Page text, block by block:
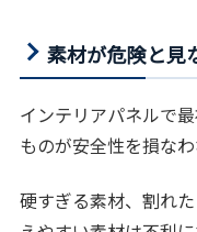
素材が危険と見
インテリアパネルで
ものが安全性を損な
硬すぎる素材、割れ